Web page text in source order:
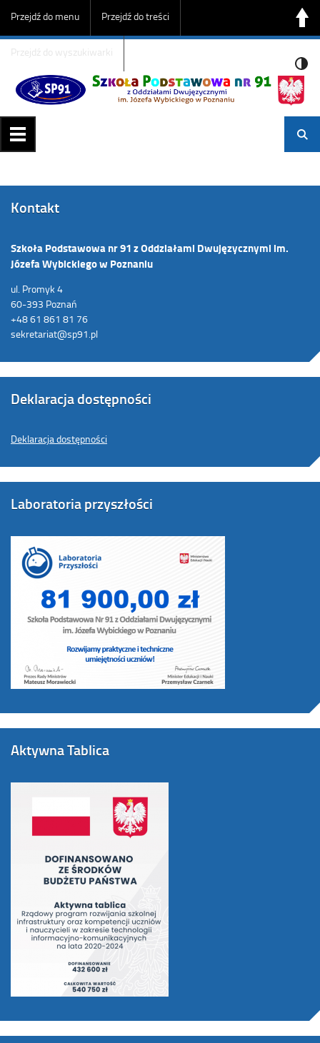
Przejdź do menu Przejdź do treści
Przejdź do wyszukiwarki
Kontakt
Szkoła Podstawowa nr 91 z Oddziałami Dwujęzycznymi im.
Józefa Wybickiego w Poznaniu
ul. Promyk 4
60-393 Poznań
+48 61 861 81 76
sekretariat@sp91.pl
Deklaracja dostępności
Deklaracja dostępności
Laboratoria przyszłości
Aktywna Tablica